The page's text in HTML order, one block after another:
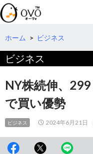
検
索
コ
テ
へ
移
動
ホーム > ビジネス
ビジネス
NY株続伸、
で買い優勢
ビジネス 2024年6月21日